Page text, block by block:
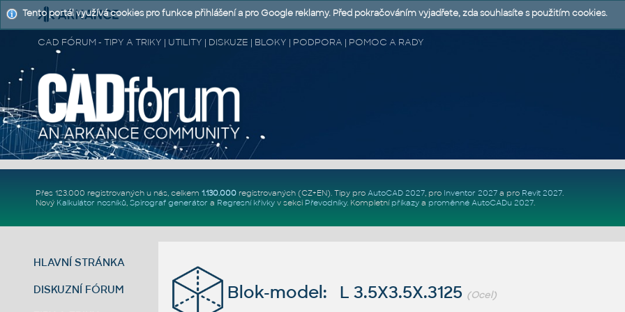
CAD FÓRUM - TIPY A TRIKY | UTILITY | DISKUZE | BLOKY | PODPORA | POMOC A RADY
Přes 123.000 registrovaných u nás, celkem 1.130.000registrovaných (CZ+EN). Tipy pro AutoCAD 2027, pro Inventor 2027a pro Revit 2027.
Nový Kalkulátor nosníků, Spirograf generátor a Regresní křivkyv sekci Převodníky. Kompletní příkazya proměnné AutoCADu 2027.
HLAVNÍ STRÁNKA
DISKUZNÍ FÓRUM Blok-model: L 3.5X3.5X.3125 (Ocel)
Tento portál využívá cookies pro funkce přihlášení a pro Google reklamy. Před pokračováním vyjadřete, zda souhlasíte s použitím cookies.